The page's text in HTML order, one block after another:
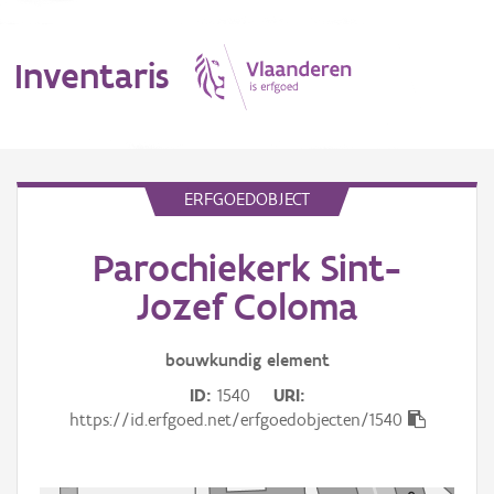
Inventaris
Erfgoedobject
Aanduidingsobject
ERFGOEDOBJECT
Parochiekerk Sint-
Jozef Coloma
bouwkundig element
ID 1540
URI
https://id.erfgoed.net/erfgoedobjecten/1540